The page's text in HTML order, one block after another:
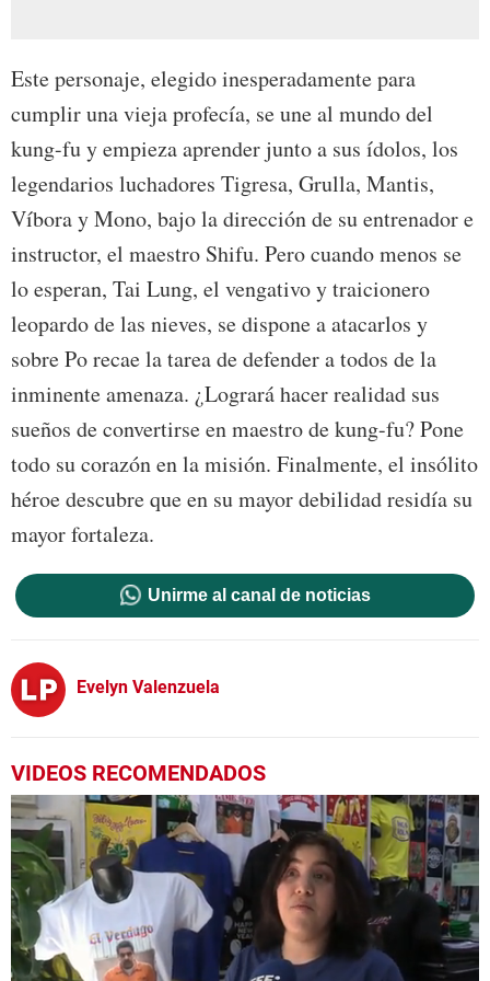
Este personaje, elegido inesperadamente para
cumplir una vieja profecía, se une al mundo del
kung-fu y empieza aprender junto a sus ídolos, los
legendarios luchadores Tigresa, Grulla, Mantis,
Víbora y Mono, bajo la dirección de su entrenador e
instructor, el maestro Shifu. Pero cuando menos se
lo esperan, Tai Lung, el vengativo y traicionero
leopardo de las nieves, se dispone a atacarlos y
sobre Po recae la tarea de defender a todos de la
inminente amenaza. ¿Logrará hacer realidad sus
sueños de convertirse en maestro de kung-fu? Pone
todo su corazón en la misión. Finalmente, el insólito
héroe descubre que en su mayor debilidad residía su
mayor fortaleza.
Unirme al canal de noticias
Evelyn Valenzuela
VIDEOS RECOMENDADOS